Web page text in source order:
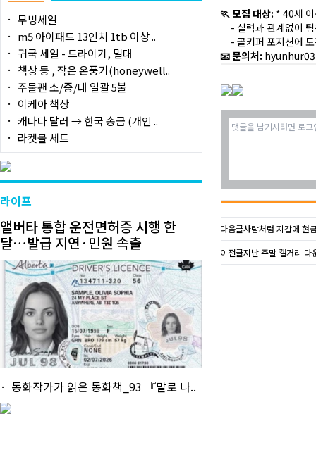
무빙세일
m5 아이패드 13인치 1tb 이상 ..
귀국 세일 - 드라이기, 밀대
책상 등 , 작은 온풍기(honeywell..
주물팬 소/중/대 일괄 5불
이케아 책상
캐나다 달러 → 한국 송금 (개인 ..
라켓볼 세트
라이프
앨버타 통합 운전면허증 시행 한
달…발급 지연·민원 속출
동화작가가 읽은 동화책_93 『말로 나..
🏃 모집 대상: * 40세
- 실력과 관계없이
- 골키퍼 포지션에
📧 문의처:
다음글사람처럼 지갑에 현
이전글지난 주말 캘거리 다